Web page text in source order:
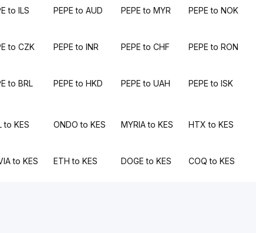
to ILS PEPE to AUD PEPE to MYR PEPE to NOK
to CZK PEPE to INR PEPE to CHF PEPE to RON
to BRL PEPE to HKD PEPE to UAH PEPE to ISK
to KES ONDO to KES MYRIA to KES HTX to KES
to KES ETH to KES DOGE to KES COQ to KES